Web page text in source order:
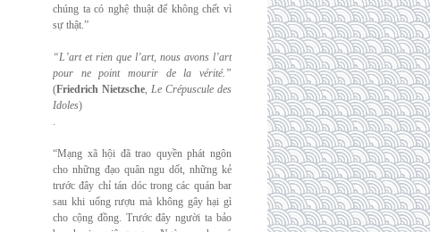
chúng ta có nghệ thuật để không chết vì
sự thật.”
“L’art et rien que l’art, nous avons l’art
pour ne point mourir de la vérité.”
(Friedrich Nietzsche, Le Crépuscule des
Idoles)
.
“Mạng xã hội đã trao quyền phát ngôn
cho những đạo quân ngu dốt, những kẻ
trước đây chỉ tán dóc trong các quán bar
sau khi uống rượu mà không gây hại gì
cho cộng đồng. Trước đây người ta bảo